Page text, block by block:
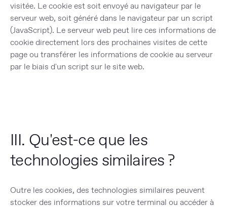
visitée. Le cookie est soit envoyé au navigateur par le
serveur web, soit généré dans le navigateur par un script
(JavaScript). Le serveur web peut lire ces informations de
cookie directement lors des prochaines visites de cette
page ou transférer les informations de cookie au serveur
par le biais d'un script sur le site web.
III. Qu'est-ce que les
technologies similaires ?
Outre les cookies, des technologies similaires peuvent
stocker des informations sur votre terminal ou accéder à